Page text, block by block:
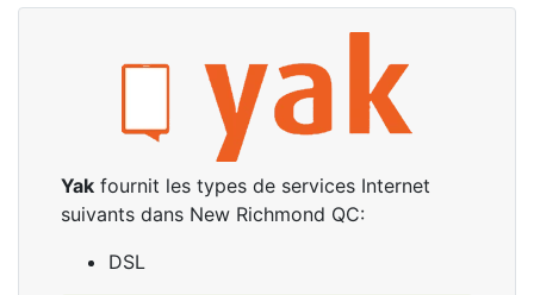
Yak fournit les types de services Internet
suivants dans New Richmond QC:
DSL